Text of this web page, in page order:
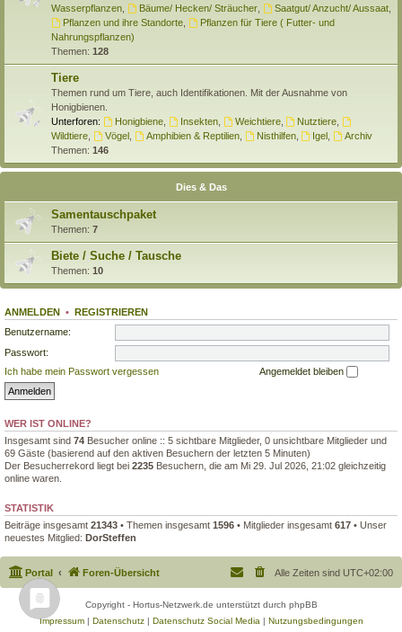
Wasserpflanzen
Bäume/ Hecken/ Sträucher, Saatgut/ Anzucht/ Aussaat,
Pflanzen und ihre Standorte,
Pflanzen für Tiere ( Futter- und
Nahrungspflanzen)
Themen: 128
Tiere
Themen rund um Tiere, auch Identifikationen. Mit der Ausnahme von
Honigbienen.
Unterforen:
Honigbiene, Insekten, Weichtiere, Nutztiere
Wildtiere
Vögel, Amphibien & Reptilien, Nisthilfen, Igel
Archiv
Themen: 146
Dies & Das
Samentauschpaket
Themen: 7
Biete / Suche / Tausche
Themen: 10
ANMELDEN • REGISTRIEREN
Benutzername:
Passwort:
Ich habe mein Passwort vergessen
Angemeldet bleiben
WER IST ONLINE?
Insgesamt sind 74 Besucher online :: 5 sichtbare Mitglieder, 0 unsichtbare Mitglieder und
69 Gäste (basierend auf den aktiven Besuchern der letzten 5 Minuten)
Der Besucherrekord liegt bei 2235 Besuchern, die am Mi 29. Jul 2026, 21:02 gleichzeitig
online waren.
STATISTIK
Beiträge insgesamt 21343 • Themen insgesamt 1596 • Mitglieder insgesamt 617 • Unser
neuestes Mitglied: DorSteffen
Portal Foren-Übersicht Alle Zeiten sind UTC+02:00
Copyright - Hortus-Netzwerk.de unterstützt durch phpBB
Impressum| Datenschutz| Datenschutz Social Media | Nutzungsbedingungen